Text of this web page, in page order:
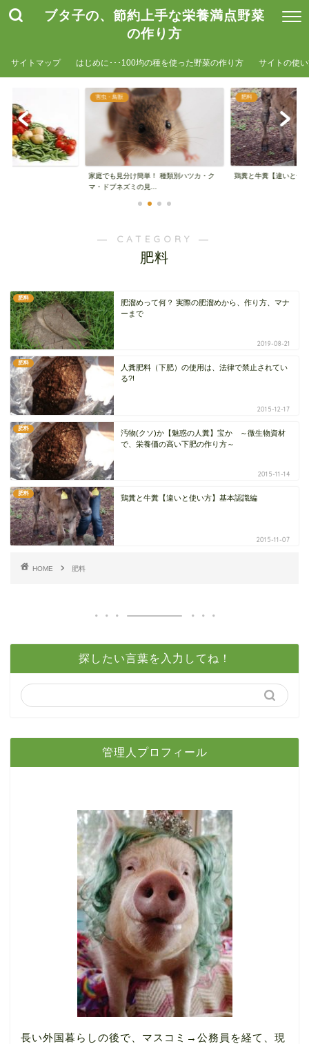
ブタ子の、節約上手な栄養満点野菜
の作り方
サイトマップ はじめに･･･100均の種を使った野菜の作り方 サイトの使
害虫・鳥獣
家庭でも見分け簡単！ 種類別ハツカ・ク
マ・ドブネズミの見...
肥料
鶏糞と牛糞【違いと使
― CATEGORY ―
肥料
肥料
肥溜めって何？ 実際の肥溜めから、作り方、マナ
ーまで
2019-08-21
肥料
人糞肥料（下肥）の使用は、法律で禁止されてい
る?!
2015-12-17
肥料
汚物(クソ)か【魅惑の人糞】宝か ～微生物資材
で、栄養価の高い下肥の作り方～
2015-11-14
肥料
鶏糞と牛糞【違いと使い方】基本認識編
2015-11-07
HOME 肥料
探したい言葉を入力してね！
管理人プロフィール
長い外国暮らしの後で、マスコミ→公務員を経て、現